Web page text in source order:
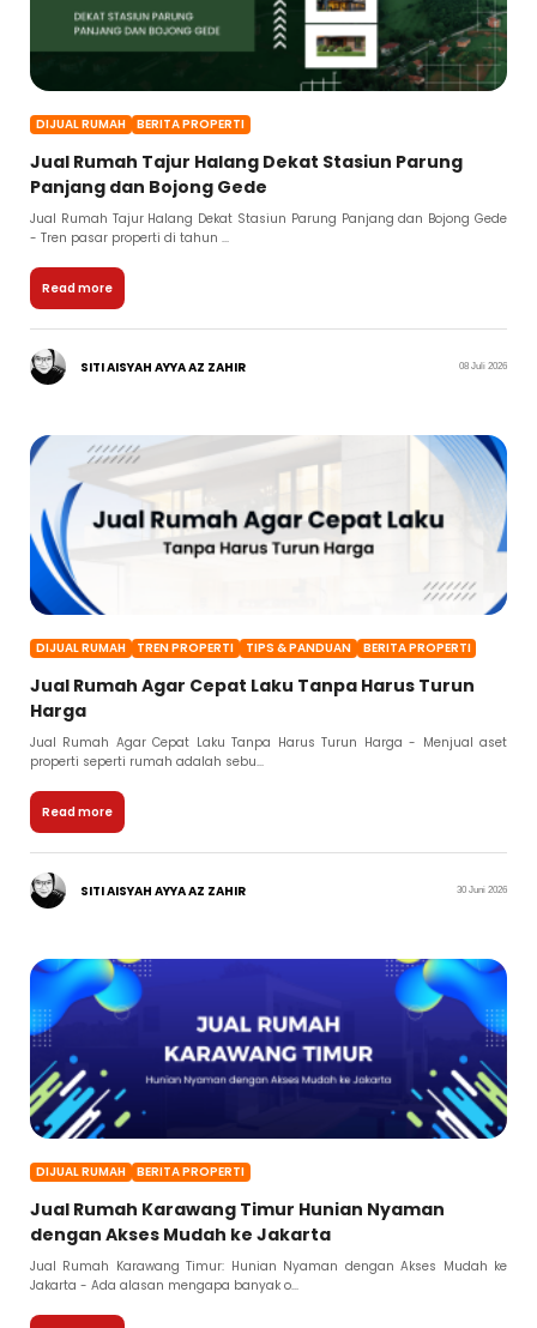
DIJUAL RUMAH BERITA PROPERTI
Jual Rumah Tajur Halang Dekat Stasiun Parung
Panjang dan Bojong Gede
Jual Rumah Tajur Halang Dekat Stasiun Parung Panjang dan Bojong Gede
- Tren pasar properti di tahun ...
Read more
SITI AISYAH AYYA AZ ZAHIR 08 Juli 2026
DIJUAL RUMAH TREN PROPERTI TIPS & PANDUAN BERITA PROPERTI
Jual Rumah Agar Cepat Laku Tanpa Harus Turun
Harga
Jual Rumah Agar Cepat Laku Tanpa Harus Turun Harga - Menjual aset
properti seperti rumah adalah sebu...
Read more
SITI AISYAH AYYA AZ ZAHIR 30 Juni 2026
DIJUAL RUMAH BERITA PROPERTI
Jual Rumah Karawang Timur Hunian Nyaman
dengan Akses Mudah ke Jakarta
Jual Rumah Karawang Timur: Hunian Nyaman dengan Akses Mudah ke
Jakarta - Ada alasan mengapa banyak o...